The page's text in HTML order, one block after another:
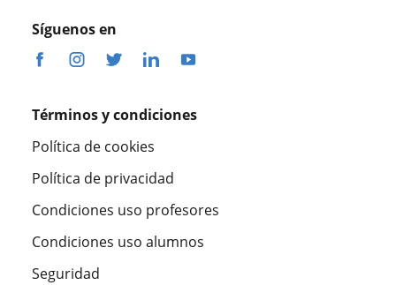
Síguenos en
Términos y condiciones
Política de cookies
Política de privacidad
Condiciones uso profesores
Condiciones uso alumnos
Seguridad